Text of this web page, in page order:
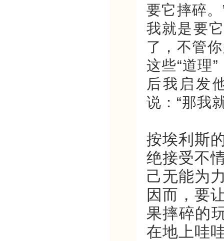
要它摔碎
我就是要
了，不管
这些“道理
后我启发
说：“那我
按埃利斯
绝接受不
己无能为
因而，要
果摔碎的
在地上哇